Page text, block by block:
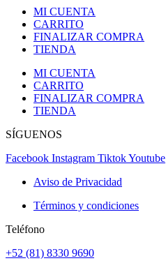
MI CUENTA
CARRITO
FINALIZAR COMPRA
TIENDA
MI CUENTA
CARRITO
FINALIZAR COMPRA
TIENDA
SÍGUENOS
Facebook Instagram TiktokYoutube
Aviso de Privacidad
Términos y condiciones
Teléfono
+52 (81) 8330 9690